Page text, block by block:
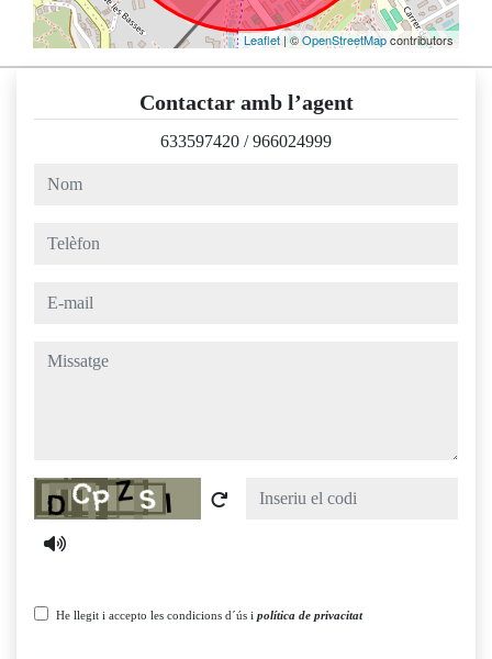
Leaflet | ©OpenStreetMapcontributors
Contactar amb l’agent
633597420 /966024999
nom
telèfon
e-mail
missatge
Captcha
He llegit i accepto les condicions d´ús i política de privacitat